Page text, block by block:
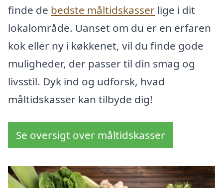
finde de bedste måltidskasser lige i dit
lokalområde. Uanset om du er en erfaren
kok eller ny i køkkenet, vil du finde gode
muligheder, der passer til din smag og
livsstil. Dyk ind og udforsk, hvad
måltidskasser kan tilbyde dig!
Se oversigt over måltidskasser